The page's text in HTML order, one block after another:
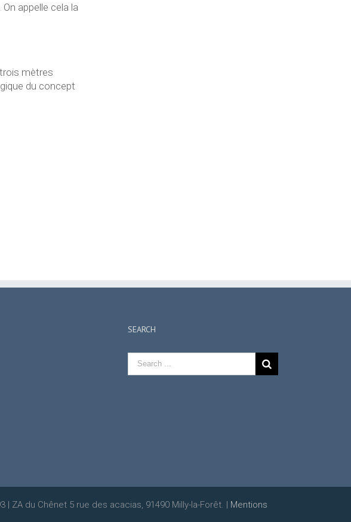
appelle cela la
mètres
du concept
SEARCH
| ZA du Chênet 5 rue des acacias, 91490 Milly-la-Forêt. | Mentions